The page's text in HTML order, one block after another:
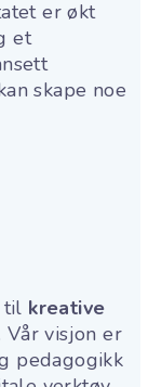
er økt
et
skape noe
til kreative
Vår visjon er
pedagogikk